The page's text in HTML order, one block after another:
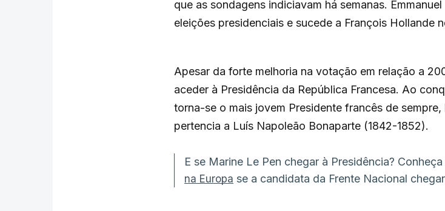
que as sondagens indiciavam há semanas.
eleições presidenciais e sucede a François Hollande
Apesar da forte melhoria na votação em relação a
aceder à Presidência da República Francesa. Ao
torna-se o mais jovem Presidente francês de
pertencia a Luís Napoleão Bonaparte (1842-1852).
E se Marine Le Pen chegar à Presidência? Conheça
na Europa se a candidata da Frente Nacional